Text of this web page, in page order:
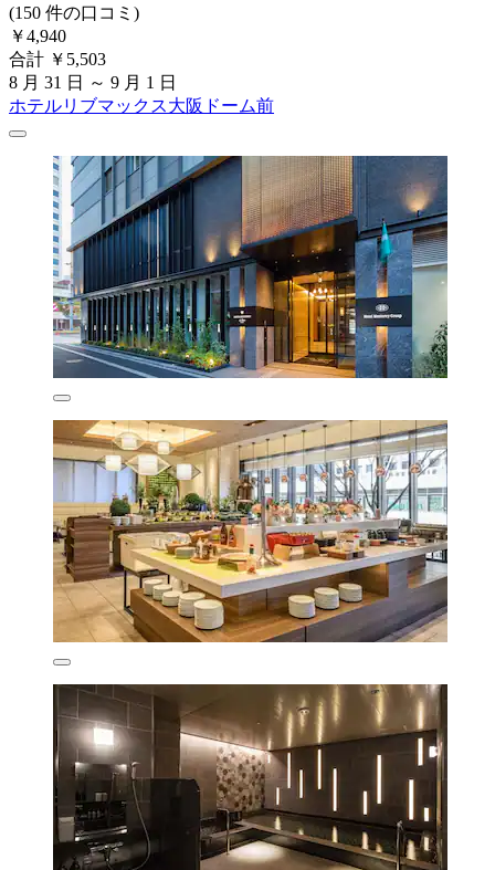
(150 件の口コミ)
￥4,940
合計 ￥5,503
8 月 31 日 ～ 9 月 1 日
ホテルリブマックス大阪ドーム前